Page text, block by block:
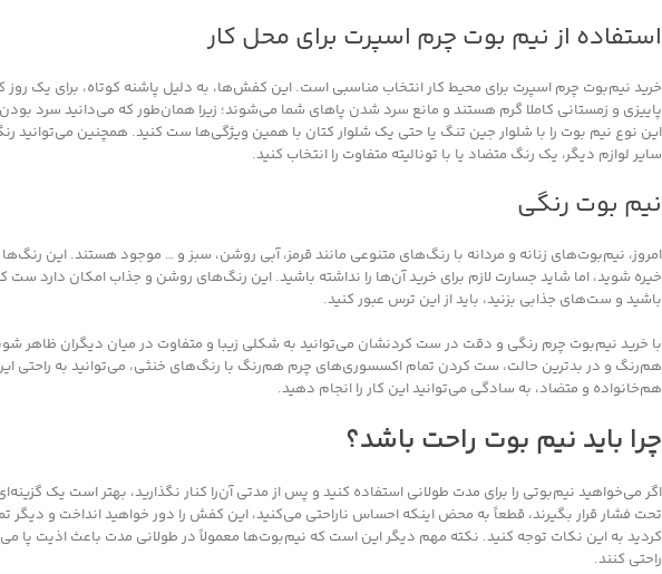
استفاده از نیم بوت چرم اسپرت برای محل کار
خرید نیم‌بوت چرم اسپرت برای محیط کار انتخاب مناسبی است. این کفش‌ها، به دلیل پاشنه کوتاه، برای یک
پاییزی و زمستانی کاملا گرم هستند و مانع سرد شدن پاهای شما می‌شوند؛ زیرا همان‌طور که می‌دانید سرد
این نوع نیم بوت را با شلوار جین تنگ یا حتی یک شلوار کتان با همین ویژگی‌ها ست کنید. همچنین می‌توانید
سایر لوازم دیگر، یک رنگ متضاد یا با تونالیته متفاوت را انتخاب کنید.
نیم بوت رنگی
امروز، نیم‌بوت‌های زنانه و مردانه با رنگ‌های متنوعی مانند قرمز، آبی روشن، سبز و … موجود هستند. این
خیره شوید، اما شاید جسارت لازم برای خرید آن‌ها را نداشته باشید. این رنگ‌های روشن و جذاب امکان دارد ست
باشید و ست‌های جذابی بزنید، باید از این ترس عبور کنید.
با خرید نیم‌بوت چرم رنگی و دقت در ست کردنشان می‌توانید به شکلی زیبا و متفاوت در میان دیگران
هم‌رنگ و در بدترین حالت، ست کردن تمام اکسسوری‌های چرم هم‌رنگ با رنگ‌های خنثی، می‌توانید به راحتی
هم‌خانواده و متضاد، به سادگی می‌توانید این کار را انجام دهید.
چرا باید نیم بوت راحت باشد؟
اگر می‌خواهید نیم‌بوتی را برای مدت طولانی استفاده کنید و پس از مدتی آن‌را کنار نگذارید، بهتر است یک
تحت فشار قرار بگیرند، قطعاً به محض اینکه احساس ناراحتی می‌کنید، این کفش را دور خواهید انداخت و دیگر
کردید به این نکات توجه کنید. نکته مهم دیگر این است که نیم‌بوت‌ها معمولاً در طولانی مدت باعث اذیت پا
راحتی کنند.